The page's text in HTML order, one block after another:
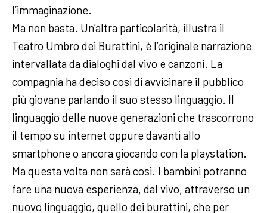
l’immaginazione.
Ma non basta. Un’altra particolarità, illustra il
Teatro Umbro dei Burattini, è l’originale narrazione
intervallata da dialoghi dal vivo e canzoni. La
compagnia ha deciso così di avvicinare il pubblico
più giovane parlando il suo stesso linguaggio. Il
linguaggio delle nuove generazioni che trascorrono
il tempo su internet oppure davanti allo
smartphone o ancora giocando con la playstation.
Ma questa volta non sarà così. I bambini potranno
fare una nuova esperienza, dal vivo, attraverso un
nuovo linguaggio, quello dei burattini, che per